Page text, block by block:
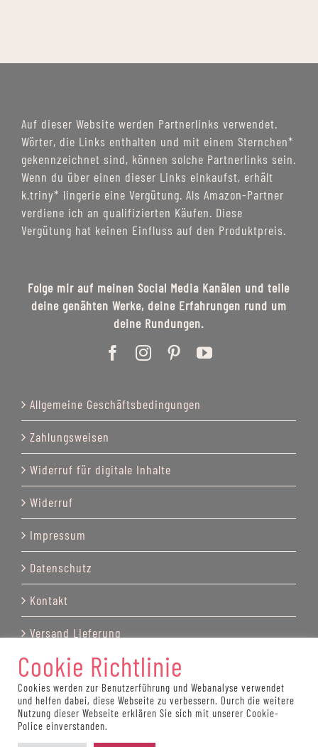
Auf dieser Website werden Partnerlinks verwendet.
Wörter, die Links enthalten und mit einem Sternchen*
gekennzeichnet sind, können solche Partnerlinks sein.
Wenn du über einen dieser Links einkaufst, erhält
k.triny* lingerie eine Vergütung. Als Amazon-Partner
verdiene ich an qualifizierten Käufen. Diese
Vergütung hat keinen Einfluss auf den Produktpreis.
Folge mir auf meinen Social Media Kanälen und teile
deine genähten Werke, deine Erfahrungen rund um
deine Rundungen.
Allgemeine Geschäftsbedingungen
Zahlungsweisen
Widerruf für digitale Inhalte
Widerruf
Impressum
Datenschutz
Kontakt
Versand Lieferung
© Copyright by Katrin Recktenwald 2025
Cookie Richtlinie
Cookies werden zur Benutzerführung und Webanalyse verwendet
und helfen dabei, diese Webseite zu verbessern. Durch die weitere
Nutzung dieser Webseite erklären Sie sich mit unserer Cookie-
Police einverstanden.